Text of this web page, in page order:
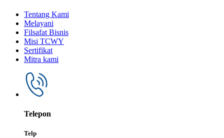
Tentang Kami
Melayani
Filsafat Bisnis
Misi TCWY
Sertifikat
Mitra kami
Telepon
Telp